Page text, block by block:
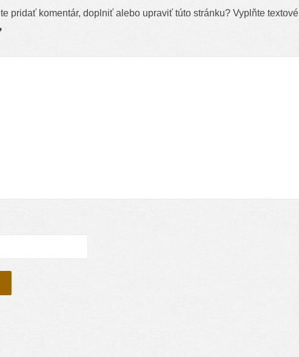
pridať komentár, doplniť alebo upraviť túto stránku? Vyplňte textové